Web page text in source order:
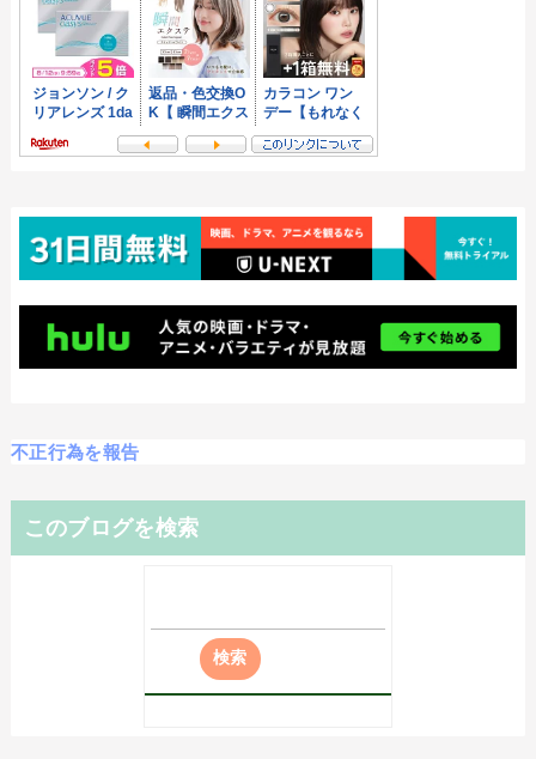
不正行為を報告
このブログを検索